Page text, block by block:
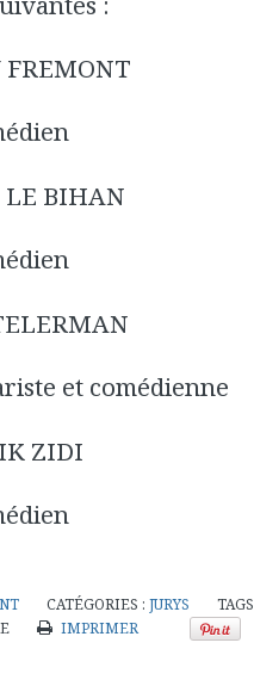
LE BIHAN
et comédienne
ZIDI
CATÉGORIES :JURYS
IMPRIMER